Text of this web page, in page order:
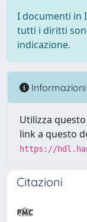
I documenti in
tutti i diritti
indicazione.
Informazioni
Utilizza
link a questo
https://
Citazioni